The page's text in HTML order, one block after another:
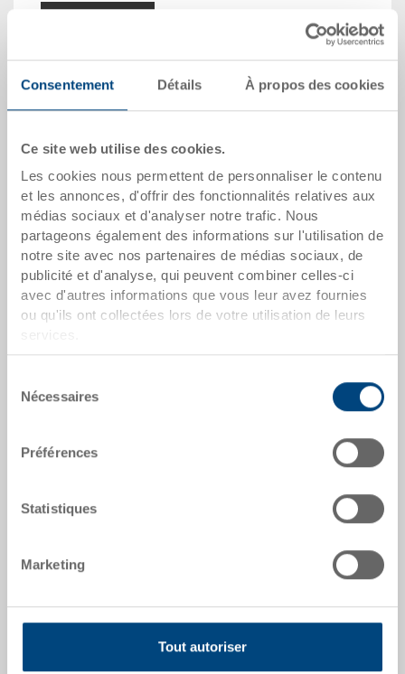
Consentement Détails À propos des cookies
Ce site web utilise des cookies.
Les cookies nous permettent de personnaliser le contenu
et les annonces, d'offrir des fonctionnalités relatives aux
médias sociaux et d'analyser notre trafic. Nous
partageons également des informations sur l'utilisation de
notre site avec nos partenaires de médias sociaux, de
publicité et d'analyse, qui peuvent combiner celles-ci
avec d'autres informations que vous leur avez fournies
ou qu'ils ont collectées lors de votre utilisation de leurs
Nécessaires
Préférences
Statistiques
Marketing
Tout autoriser
Dès 10 pièces CHF 1.75
Dès 50 pièces
Dès 100 pièces CHF 1.45
Dès 250 pièces CHF 1.25
Quantités échelonnées correspondent aux unités
d’emballage.
dates de l'article
|Coloris supplémentaires sur demande
Données techniques